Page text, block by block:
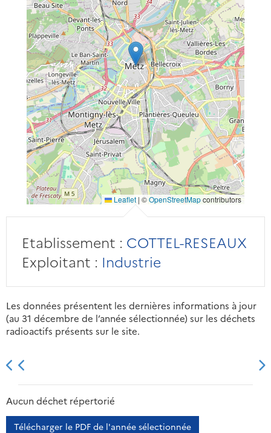
Leaflet | ©OpenStreetMapcontributors
Etablissement : COTTEL-RESEAUX
Exploitant : Industrie
Les données présentent les dernières informations à jour
(au 31 décembre de l’année sélectionnée) sur les déchets
radioactifs présents sur le site.
2013 2014
Aucun déchet répertorié
Télécharger le PDF de l'année sélectionnée